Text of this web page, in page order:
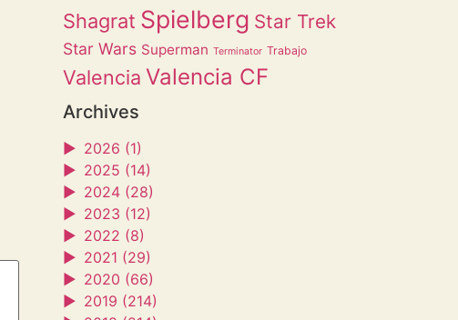
Shagrat Spielberg Star Trek
Star Wars Superman Terminator Trabajo
Valencia Valencia CF
Archives
► 2026 (1)
► 2025 (14)
► 2024 (28)
► 2023 (12)
► 2022 (8)
► 2021 (29)
► 2020 (66)
► 2019 (214)